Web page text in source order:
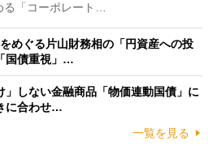
る「コーポレート…
めぐる片山財務相の「円資産への投
国債重視」…
」しない金融商品「物価連動国債」に
に合わせ…
一覧を見る